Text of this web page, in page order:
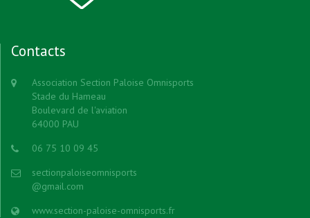
Contacts
Association Section Paloise Omnisports
Stade du Hameau
Boulevard de l'aviation
64000 PAU
06 75 10 09 45
sectionpaloiseomnisports
@gmail.com
www.section-paloise-omnisports.fr